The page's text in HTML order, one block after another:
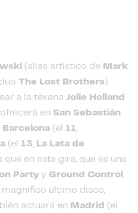
( alias artístico de Mark
The Lost Brothers )
a la texana Jolie Holland
en San Sebastián
Barcelona (el 11,
(el 13, La Lata de
que en esta gira, que es una
Party y Ground Control ,
magnífico último disco,
actuará en Madrid (el